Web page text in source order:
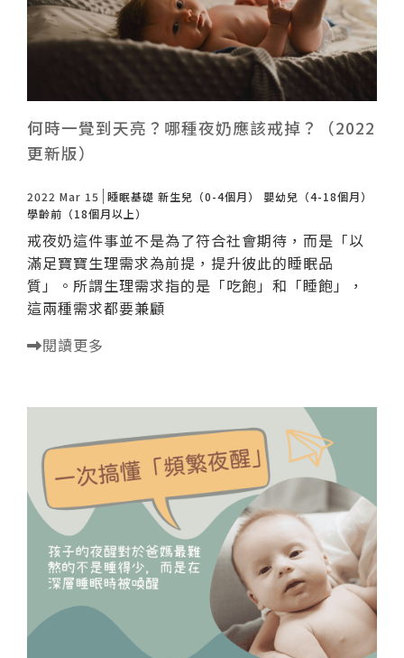
何時一覺到天亮？哪種夜奶應該戒掉？（2022
更新版）
2022 Mar 15 睡眠基礎 新生兒（0-4個月）
嬰幼兒（4-18個月）
學齡前（18個月以上）
戒夜奶這件事並不是為了符合社會期待，而是「以
滿足寶寶生理需求為前提，提升彼此的睡眠品
質」。所謂生理需求指的是「吃飽」和「睡飽」，
這兩種需求都要兼顧
閱讀更多